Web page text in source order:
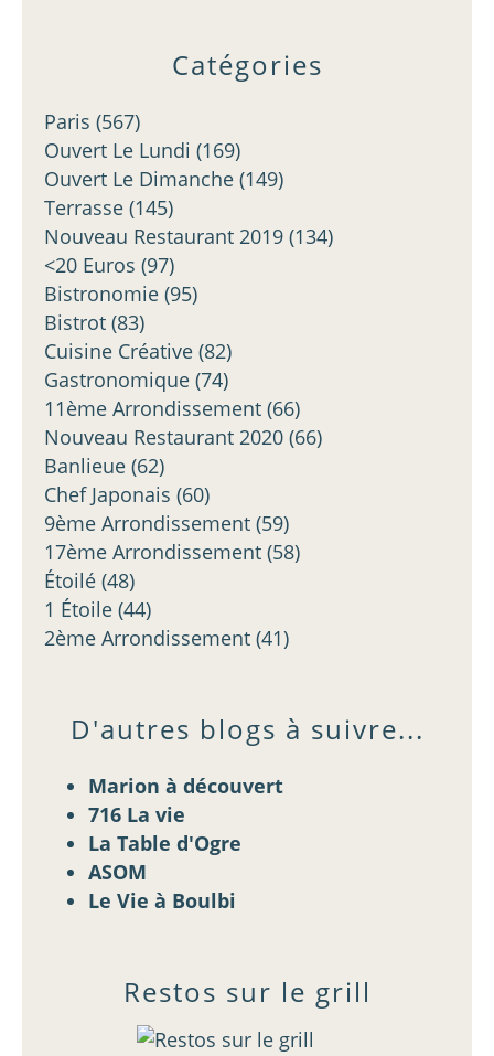
Catégories
Paris (567)
Ouvert Le Lundi (169)
Ouvert Le Dimanche (149)
Terrasse (145)
Nouveau Restaurant 2019 (134)
<20 Euros (97)
Bistronomie (95)
Bistrot (83)
Cuisine Créative (82)
Gastronomique (74)
11ème Arrondissement (66)
Nouveau Restaurant 2020 (66)
Banlieue (62)
Chef Japonais (60)
9ème Arrondissement (59)
17ème Arrondissement (58)
Étoilé (48)
1 Étoile (44)
2ème Arrondissement (41)
Restos sur le grill
D'autres blogs à suivre...
Marion à découvert
716 La vie
La Table d'Ogre
ASOM
Le Vie à Boulbi